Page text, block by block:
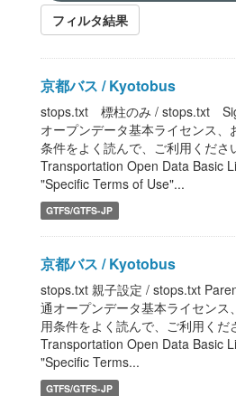
フィルタ結果
京都バス / Kyotobus
stops.txt 標柱のみ / stops.txt
オープンデータ基本ライセンス、
条件をよく読んで、ご利用くださ
Transportation Open Data Basic
"Specific Terms of Use"...
GTFS/GTFS-JP
京都バス / Kyotobus
stops.txt 親子設定 / stops.txt
通オープンデータ基本ライセンス
用条件をよく読んで、ご利用く
Transportation Open Data Basic
"Specific Terms...
GTFS/GTFS-JP